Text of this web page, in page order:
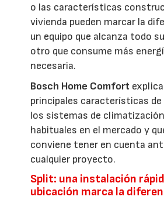
o las características
vivienda pueden marcar la
un equipo que alcanza todo
otro que consume más
necesaria.
Bosch Home Comfort
principales características
los sistemas de
habituales en el mercado y
conviene tener en cuenta
cualquier proyecto.
Split: una instalación
ubicación marca la